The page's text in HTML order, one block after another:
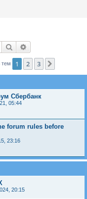
Поиск
тем 1 2 3
Сбербанк
05:44
forum rules before
23:16
20:15